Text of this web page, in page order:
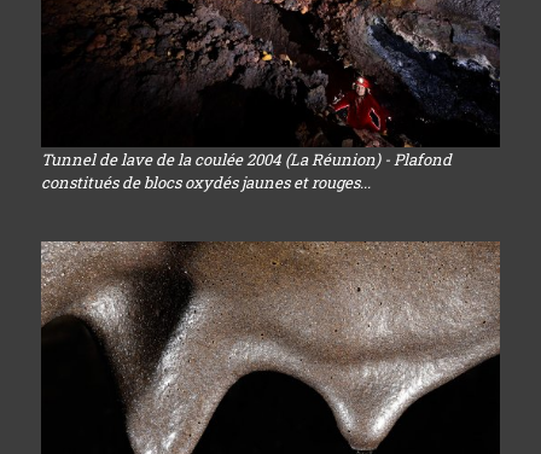
Tunnel de lave de la coulée 2004 (La Réunion) - Plafond
constitués de blocs oxydés jaunes et rouges...